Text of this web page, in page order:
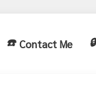
☎️ Contact Me 🔒